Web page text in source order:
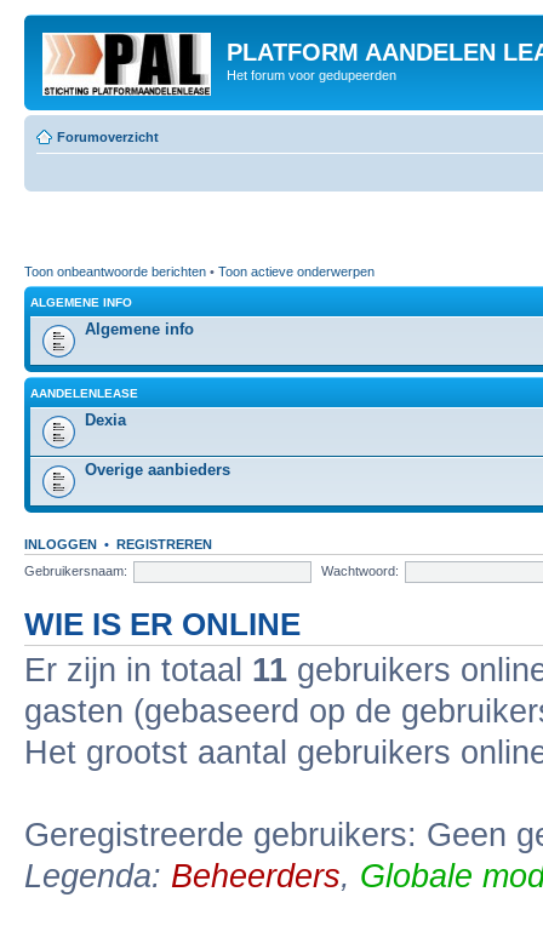
PLATFORM AANDELEN
Het forum voor gedupeerden
Forumoverzicht
Toon onbeantwoorde berichten • Toon actieve onderwerpen
ALGEMENE INFO
Algemene info
AANDELENLEASE
Dexia
Overige aanbieders
INLOGGEN • REGISTREREN
Gebruikersnaam:
Wachtwoord:
WIE IS ER ONLINE
Er zijn in totaal 11 gebruikers
gasten (gebaseerd op de
Het grootst aantal gebruikers
Geregistreerde gebruikers: Geen
Legenda: Beheerders, Globale